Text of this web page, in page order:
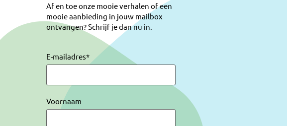
Af en toe onze mooie verhalen of een
mooie aanbieding in jouw mailbox
ontvangen? Schrijf je dan nu in.
E-mailadres*
Voornaam